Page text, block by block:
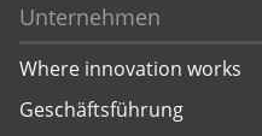
Unternehmen
Where innovation works
Geschäftsführung